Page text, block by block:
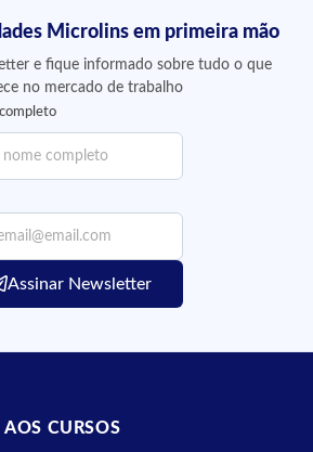
Microlins em primeira mão
e fique informado sobre tudo o que
no mercado de trabalho
Assinar Newsletter
CURSOS